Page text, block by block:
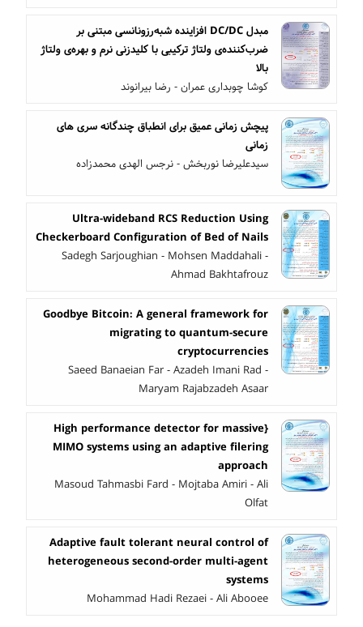
مبدل DC/DC افزاینده شبه‌رزونانسی مبتنی بر
ضرب‌کننده‌ی ولتاژ ترکیبی با کلیدزنی نرم و بهره‌ی ولتاژ
بالا
کوشا چوبداری عمران - رضا بیرانوند
پیچش زمانی عمیق برای انطباق چندگانه سری های
زمانی
سیدعلیرضا نوربخش - نرجس الهدی محمدزاده
Ultra-wideband RCS Reduction Using
Checkerboard Configuration of Bed of Nails
Sadegh Sarjoughian - Mohsen Maddahali -
Ahmad Bakhtafrouz
Goodbye Bitcoin: A general framework for
migrating to quantum-secure
cryptocurrencies
Saeed Banaeian Far - Azadeh Imani Rad -
Maryam Rajabzadeh Asaar
{High performance detector for massive
MIMO systems using an adaptive filering
approach
Masoud Tahmasbi Fard - Mojtaba Amiri - Ali
Olfat
Adaptive fault tolerant neural control of
heterogeneous second-order multi-agent
systems
Mohammad Hadi Rezaei - Ali Abooee